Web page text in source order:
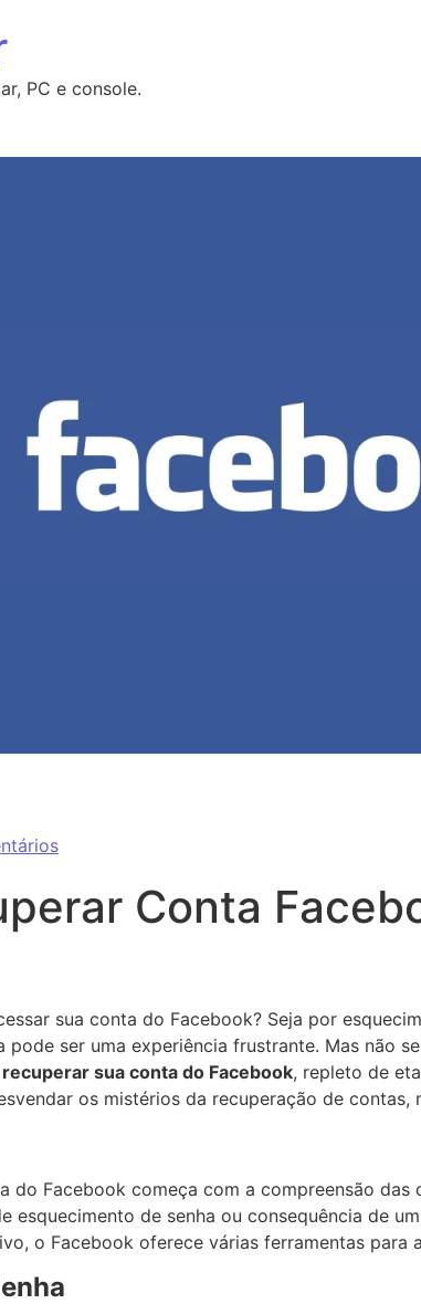
PC e console.
Conta
sua conta do Facebook? Seja por
pode ser uma experiência frustrante. Mas não
recuperar sua conta do Facebook, repleto de
os mistérios da recuperação de
do Facebook começa com a compreensão das
esquecimento de senha ou consequência de
o Facebook oferece várias ferramentas para